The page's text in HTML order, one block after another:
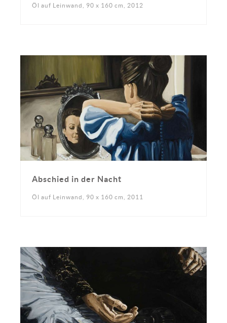
Öl auf Leinwand, 90 x 160 cm, 2012
Abschied in der Nacht
Öl auf Leinwand, 90 x 160 cm, 2011